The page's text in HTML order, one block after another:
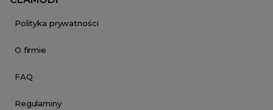
Polityka prywatności
O firmie
FAQ
Regulaminy